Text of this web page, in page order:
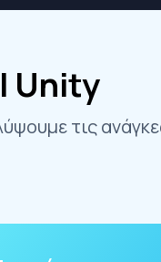
Unity
τις